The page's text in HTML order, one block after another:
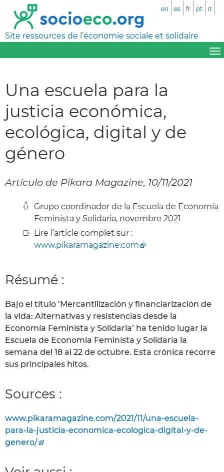
Site ressources de l’économie sociale et solidaire
en es fr pt it
Una escuela para la
justicia económica,
ecológica, digital y de
género
Artículo de Pikara Magazine, 10/11/2021
Grupo coordinador de la Escuela de Economía
Feminista y Solidaria, novembre 2021
Lire l’article complet sur :
www.pikaramagazine.com
Résumé :
Bajo el título ‘Mercantilización y financiarización de
la vida: Alternativas y resistencias desde la
Economía Feminista y Solidaria’ ha tenido lugar la
Escuela de Economía Feminista y Solidaria la
semana del 18 al 22 de octubre. Esta crónica recorre
sus principales hitos.
Sources :
www.pikaramagazine.com/2021/11/una-escuela-
para-la-justicia-economica-ecologica-digital-y-de-
genero/